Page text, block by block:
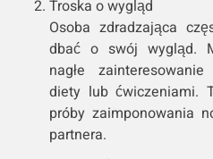
Troska o wygląd
Osoba zdradzająca
dbać o swój wygląd.
nagłe
diety lub ćwiczeniami.
próby zaimponowania
partnera.